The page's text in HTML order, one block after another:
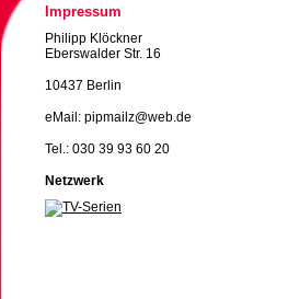
Impressum
Philipp Klöckner
Eberswalder Str. 16
10437 Berlin
eMail: pipmailz@web.de
Tel.: 030 39 93 60 20
Netzwerk